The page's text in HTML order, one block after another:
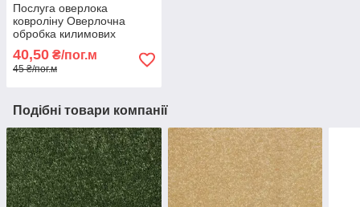
Послуга оверлока
ковроліну Оверлочна
обробка килимових
оверлок ковроліну
40,50 ₴/пог.м
45 ₴/пог.м
Подібні товари компанії